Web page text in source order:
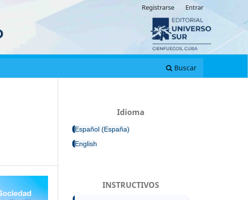
Buscar
Registrarse Entrar
Idioma
Español (España)
English
INSTRUCTIVOS